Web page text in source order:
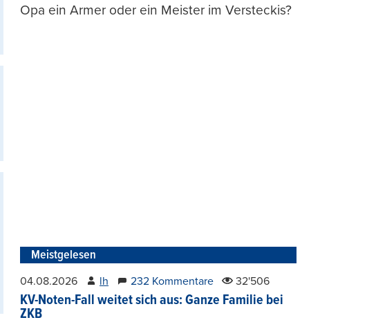
Opa ein Armer oder ein Meister im Versteckis?
Meistgelesen
04.08.2026 lh 232 Kommentare 32'506
KV-Noten-Fall weitet sich aus: Ganze Familie bei
ZKB